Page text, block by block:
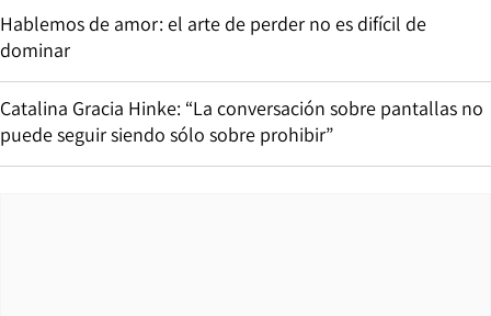
Hablemos de amor: el arte de perder no es difícil de
dominar
Catalina Gracia Hinke: “La conversación sobre pantallas no
puede seguir siendo sólo sobre prohibir”